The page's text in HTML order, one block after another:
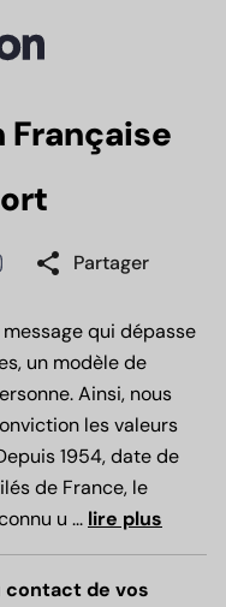
Française
share Partager
qui dépasse
un modèle de
Ainsi, nous
les valeurs
1954, date de
de France, le
u ... lire plus
contact de vos